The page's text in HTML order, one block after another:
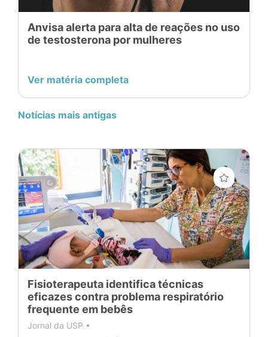
Anvisa alerta para alta de reações no uso
de testosterona por mulheres
Ver matéria completa
Notícias mais antigas
Fisioterapeuta identifica técnicas
eficazes contra problema respiratório
frequente em bebês​
Jornal da USP •